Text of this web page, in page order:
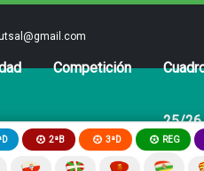
Competición
25/26
2ªB 3ªD REG